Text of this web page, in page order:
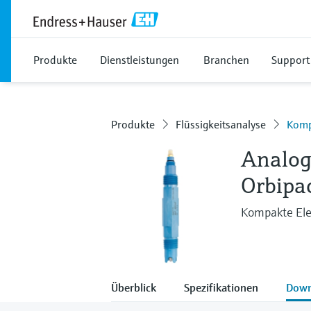
Produkte Dienstleistungen Branchen Support
Produkte Flüssigkeitsanalyse
Kompakte
Überblick Spezifikationen